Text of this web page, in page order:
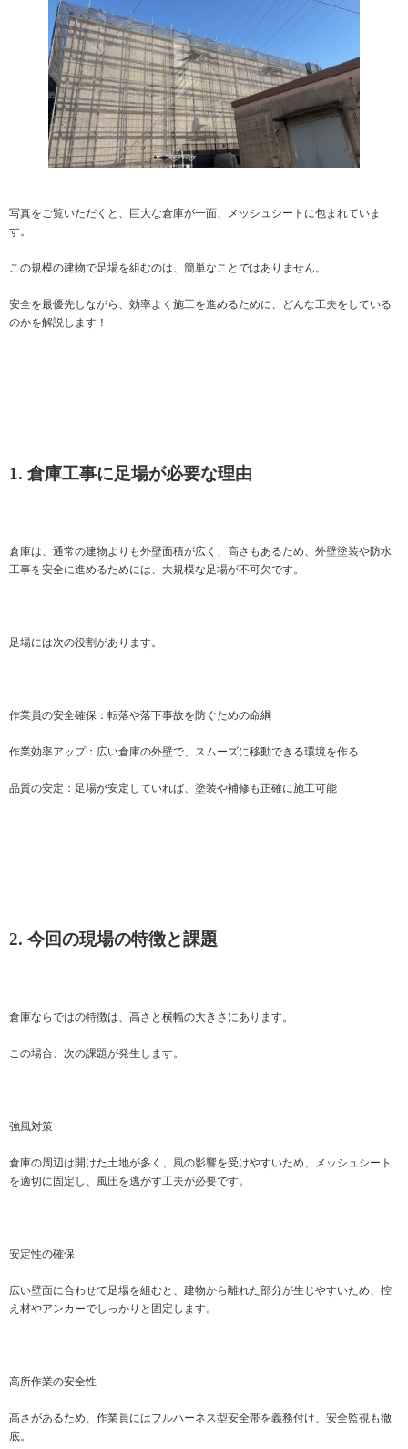
写真をご覧いただくと、巨大な倉庫が一面、メッシュシートに包まれていま
す。
この規模の建物で足場を組むのは、簡単なことではありません。
安全を最優先しながら、効率よく施工を進めるために、どんな工夫をしている
のかを解説します！
1. 倉庫工事に足場が必要な理由
倉庫は、通常の建物よりも外壁面積が広く、高さもあるため、外壁塗装や防水
工事を安全に進めるためには、大規模な足場が不可欠です。
足場には次の役割があります。
作業員の安全確保：転落や落下事故を防ぐための命綱
作業効率アップ：広い倉庫の外壁で、スムーズに移動できる環境を作る
品質の安定：足場が安定していれば、塗装や補修も正確に施工可能
2. 今回の現場の特徴と課題
倉庫ならではの特徴は、高さと横幅の大きさにあります。
この場合、次の課題が発生します。
強風対策
倉庫の周辺は開けた土地が多く、風の影響を受けやすいため、メッシュシート
を適切に固定し、風圧を逃がす工夫が必要です。
安定性の確保
広い壁面に合わせて足場を組むと、建物から離れた部分が生じやすいため、控
え材やアンカーでしっかりと固定します。
高所作業の安全性
高さがあるため、作業員にはフルハーネス型安全帯を義務付け、安全監視も徹
底。